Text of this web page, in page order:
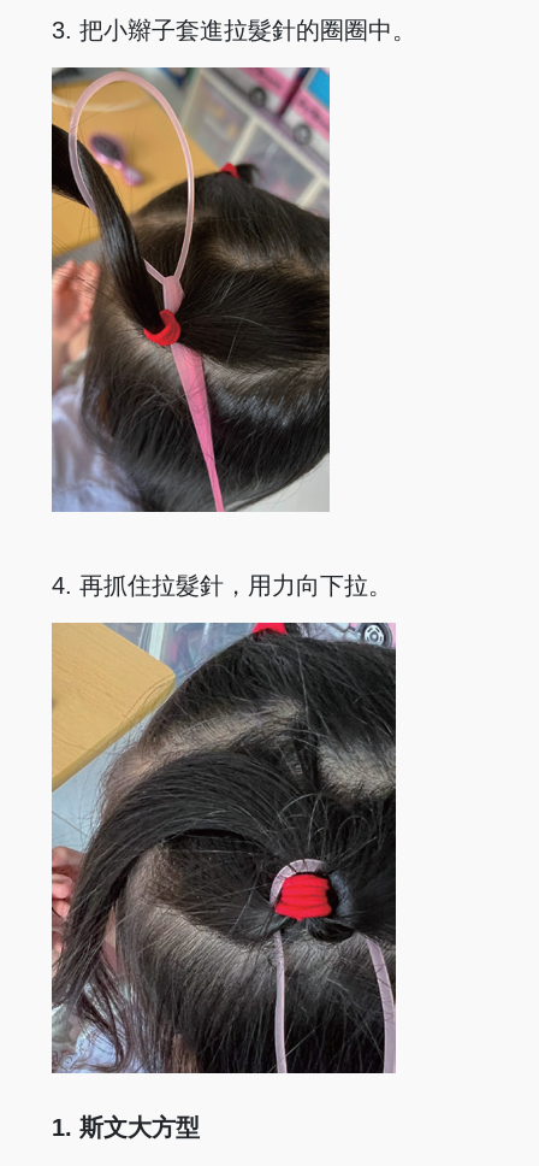
3. 把小辮子套進拉髮針的圈圈中。
4. 再抓住拉髮針，用力向下拉。
1. 斯文大方型